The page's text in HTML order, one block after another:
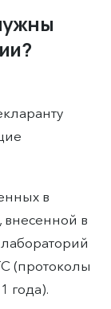
в
внесенной в
(протоколы
года).